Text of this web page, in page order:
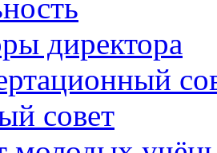
директора
совет